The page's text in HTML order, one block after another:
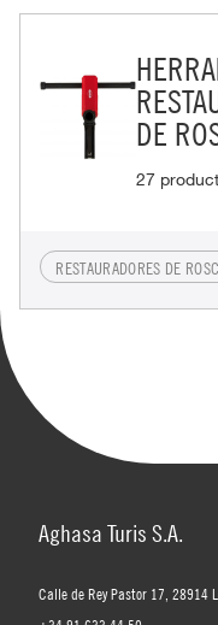
DE
27
RESTAURADORES DE
Aghasa Turis S.A.
Calle de Rey Pastor 17, 28914